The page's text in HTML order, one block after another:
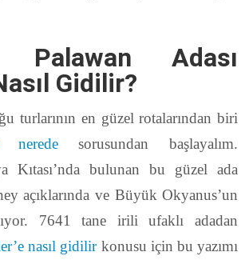
Palawan Adası
Gidilir?
turlarının en güzel rotalarından biri
neredesorusundan başlayalım.
Kıtası’nda bulunan bu güzel ada
açıklarında ve Büyük Okyanus’un
7641 tane irili ufaklı adadan
nasıl gidilirkonusu için bu yazımı